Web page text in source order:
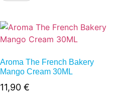
Aroma The French Bakery
Mango Cream 30ML
11,90 €